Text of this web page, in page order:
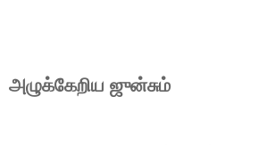
அழுக்கேறிய ஜுன்சும்